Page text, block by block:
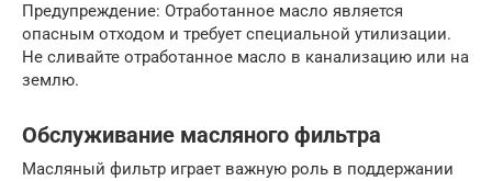
Предупреждение: Отработанное масло является
опасным отходом и требует специальной утилизации.
Не сливайте отработанное масло в канализацию или на
землю.
Обслуживание масляного фильтра
Масляный фильтр играет важную роль в поддержании